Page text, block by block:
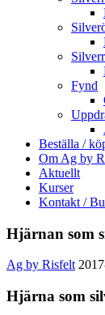
Fynd
Beställa /
Om Ag by
Aktuellt
Kurser
Kontakt /
Hjärnan som
Ag by Risfelt
Hjärna som